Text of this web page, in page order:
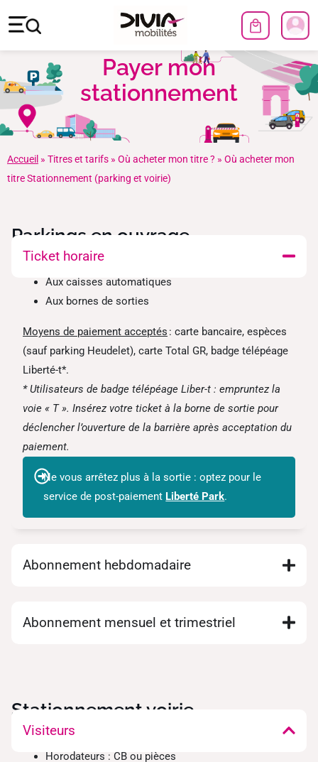
Payer mon
stationnement
Accueil » Titres et tarifs » Où acheter mon titre ? » Où acheter mon
titre Stationnement (parking et voirie)
Parkings en ouvrage
Ticket horaire
Aux caisses automatiques
Aux bornes de sorties
Moyens de paiement acceptés : carte bancaire, espèces
(sauf parking Heudelet), carte Total GR, badge télépéage
Liberté-t*.
* Utilisateurs de badge télépéage Liber-t : empruntez la
voie « T ». Insérez votre ticket à la borne de sortie pour
déclencher l’ouverture de la barrière après acceptation du
paiement.
Ne vous arrêtez plus à la sortie : optez pour le
service de post-paiement Liberté Park.
Abonnement hebdomadaire
Abonnement mensuel et trimestriel
Stationnement voirie
Visiteurs
Horodateurs : CB ou pièces